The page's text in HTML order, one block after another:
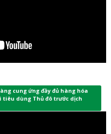
cung ứng đầy đủ hàng hóa
dùng Thủ đô trước dịch